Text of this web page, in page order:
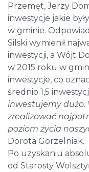
Przemęt, Jerzy
inwestycje jakie
w gminie.
Silski wymienił
inwestycji, a Wójt
w 2015 roku w
inwestycje, co
średnio 1,5
inwestujemy dużo.
zrealizować
poziom życia
Dorota Gorzelniak.
Po uzyskaniu
od Starosty